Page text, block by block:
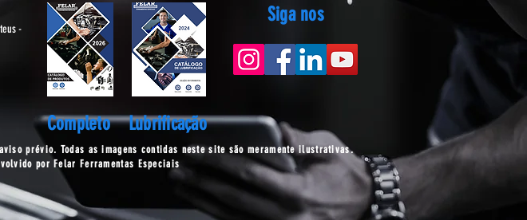
-
Siga nos
Completo Lubrificação
prévio. Todas as imagens contidas neste site são meramente ilustrativas.
por Felar Ferramentas Especiais